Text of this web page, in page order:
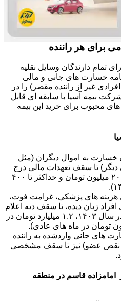
برای هر راننده
تمام دارندگان وسایل نقلیه
خسارت های جانی و مالی
غیر از راننده مقصر) را در
بیمه آسیا با سابقه ای قابل
محبوب برای خرید این بیمه
خسارت به اموال دیگران (مثل
دیگر) تا سقف تعهدات مالی درج
شده در بیمه نامه (حداقل ۲۰ میلیون تومان و حداکثر تا ۴۰۰
های پزشکی، غرامت فوت،
زیان دیده، تا سقف دیه اعلام
شده توسط قوه قضاییه (در سال ۱۴۰۳، ۱.۲ میلیارد تومان در
های جانی واردشده به راننده
نقص عضو) نیز تا سقف مشخصی
امامزاده قاسم در منطقه